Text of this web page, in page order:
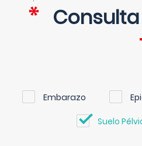
Embarazo
Suelo